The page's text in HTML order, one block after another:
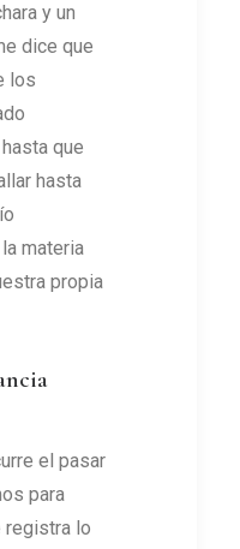
y un
dice que
los
que
hasta
materia
propia
el pasar
para
registra lo